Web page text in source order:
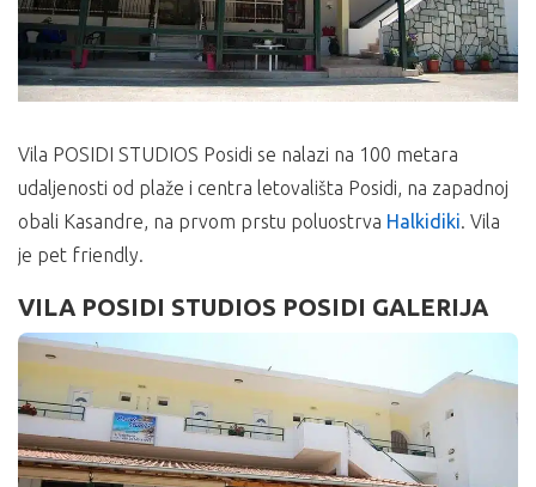
Vila POSIDI STUDIOS Posidi se nalazi na 100 metara
udaljenosti od plaže i centra letovališta Posidi, na zapadnoj
obali Kasandre, na prvom prstu poluostrva Halkidiki. Vila
je pet friendly.
VILA POSIDI STUDIOS POSIDI GALERIJA